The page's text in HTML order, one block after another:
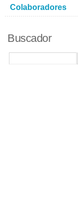
Colaboradores
Buscador